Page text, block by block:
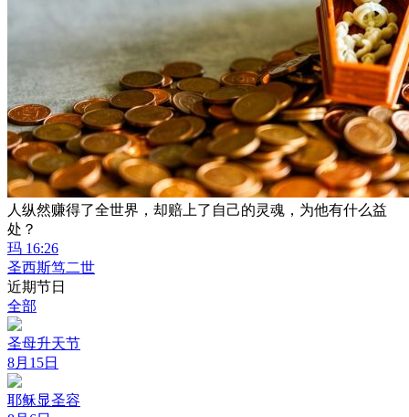
人纵然赚得了全世界，却赔上了自己的灵魂，为他有什么益
处？
玛 16:26
圣西斯笃二世
近期节日
全部
圣母升天节
8月15日
耶稣显圣容